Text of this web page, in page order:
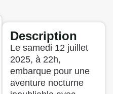
Description
Le samedi 12 juillet
2025, à 22h,
embarque pour une
aventure nocturne